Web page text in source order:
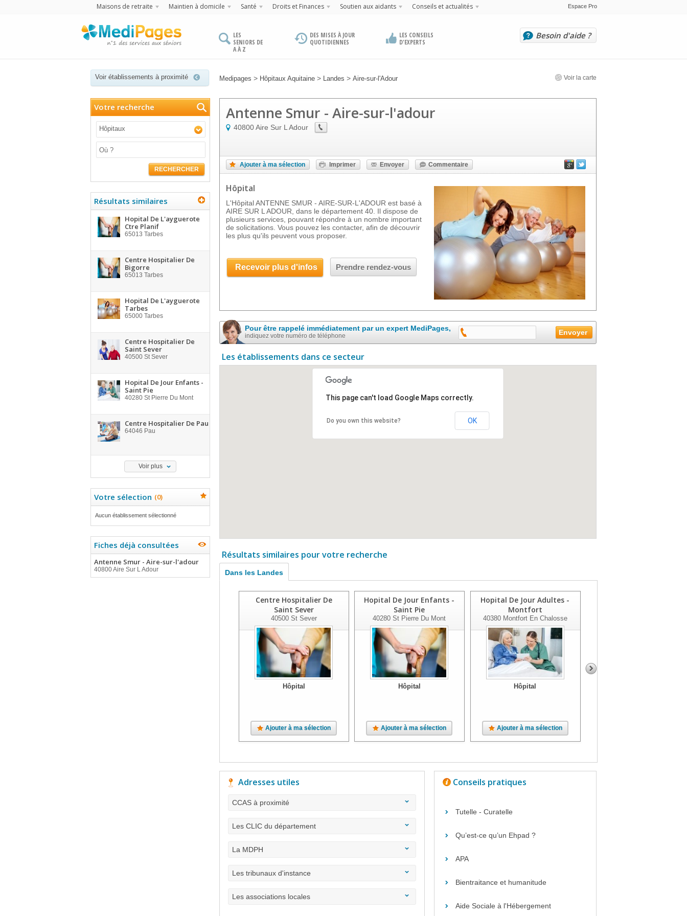
Maisons de retraite Maintien à domicile Santé Droits et Finances Soutien aux aidants Conseils et actualités Espace Pro
LES
SENIORS DE
A À Z
DES MISES À JOUR
QUOTIDIENNES
LES CONSEILS
D'EXPERTS
Besoin d'aide ?
Voir établissements à proximité Medipages > Hôpitaux Aquitaine > Landes > Aire-sur-l'Adour Voir la carte
Votre recherche
Hôpitaux
RECHERCHER
Résultats similaires
Hopital De L'ayguerote
Ctre Planif
65013 Tarbes
Centre Hospitalier De
Bigorre
65013 Tarbes
Hopital De L'ayguerote
Tarbes
65000 Tarbes
Centre Hospitalier De
Saint Sever
40500 St Sever
Hopital De Jour Enfants -
Saint Pie
40280 St Pierre Du Mont
Centre Hospitalier De Pau
64046 Pau
Voir plus
Votre sélection (0)
Aucun établissement sélectionné
Fiches déjà consultées
Antenne Smur - Aire-sur-l'adour
40800 Aire Sur L Adour
Antenne Smur - Aire-sur-l'adour
40800Aire Sur L Adour
Ajouter à ma sélection Imprimer Envoyer Commentaire
Hôpital
L'Hôpital ANTENNE SMUR - AIRE-SUR-L'ADOUR est basé à
AIRE SUR L ADOUR, dans le département 40. Il dispose de
plusieurs services, pouvant répondre à un nombre important
de solicitations. Vous pouvez les contacter, afin de découvrir
les plus qu'ils peuvent vous proposer.
Recevoir plus d'infos Prendre rendez-vous
Pour être rappelé immédiatement par un expert MediPages,
indiquez votre numéro de téléphone
Les établissements dans ce secteur
This page can't load Google Maps correctly.
Do you own this website? OK
Résultats similaires pour votre recherche
Dans les Landes
Centre Hospitalier De
Saint Sever
40500St Sever
Hôpital
Ajouter à ma sélection
Hopital De Jour Enfants -
Saint Pie
40280 St Pierre Du Mont
Hôpital
Ajouter à ma sélection
Hopital De Jour Adultes -
Montfort
40380Montfort En Chalosse
Hôpital
Ajouter à ma sélection
Adresses utiles
CCAS à proximité
Les CLIC du département
La MDPH
Les tribunaux d'instance
Les associations locales
Conseils pratiques
Tutelle - Curatelle
Qu’est-ce qu’un Ehpad ?
APA
Bientraitance et humanitude
Aide Sociale à l'Hébergement